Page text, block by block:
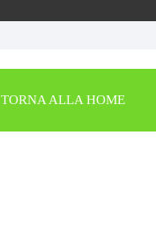
TORNA ALLA HOME